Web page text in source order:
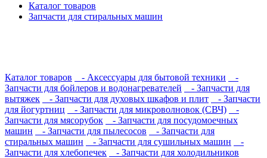
Каталог товаров
Запчасти для стиральных машин
Каталог товаров - Аксессуары для бытовой техники
-
Запчасти для бойлеров и водонагревателей
- Запчасти для
вытяжек
- Запчасти для духовых шкафов и плит
- Запчасти
для йогуртниц
- Запчасти для микроволновок (СВЧ)
-
Запчасти для мясорубок
- Запчасти для посудомоечных
машин
- Запчасти для пылесосов
- Запчасти для
стиральных машин
- Запчасти для сушильных машин
-
Запчасти для хлебопечек
- Запчасти для холодильников